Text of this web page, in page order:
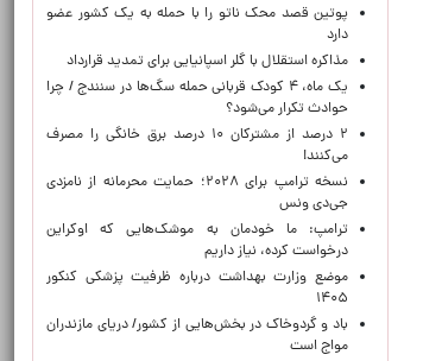
پوتین قصد محک ناتو را با حمله به یک کشور عضو
دارد
مذاکره استقلال با گلر اسپانیایی برای تمدید قرارداد
یک ماه، ۴ کودک قربانی حمله سگ‌ها در سنندج / چرا
حوادث تکرار می‌شود؟
۲ درصد از مشترکان ۱۰ درصد برق خانگی را مصرف
می‌کنند!
نسخه ترامپ برای ۲۰۲۸؛ حمایت محرمانه از نامزدی
جی‌دی ونس
ترامپ: ما خودمان به موشک‌هایی که اوکراین
درخواست کرده، نیاز داریم
موضع وزارت بهداشت درباره ظرفیت پزشکی کنکور
۱۴۰۵
باد و گردوخاک در بخش‌هایی از کشور/ دریای مازندران
مواج است